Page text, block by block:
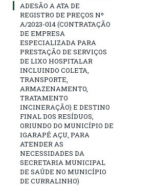
ADESÃO A ATA DE
REGISTRO DE PREÇOS Nº
A/2023-014 (CONTRATAÇÃO
DE EMPRESA
ESPECIALIZADA PARA
PRESTAÇÃO DE SERVIÇOS
DE LIXO HOSPITALAR
INCLUINDO COLETA,
TRANSPORTE,
ARMAZENAMENTO,
TRATAMENTO
INCINERAÇÃO) E DESTINO
FINAL DOS RESÍDUOS,
ORIUNDO DO MUNICÍPIO DE
IGARAPÉ AÇU, PARA
ATENDER AS
NECESSIDADES DA
SECRETARIA MUNICIPAL
DE SAÚDE NO MUNICÍPIO
DE CURRALINHO)